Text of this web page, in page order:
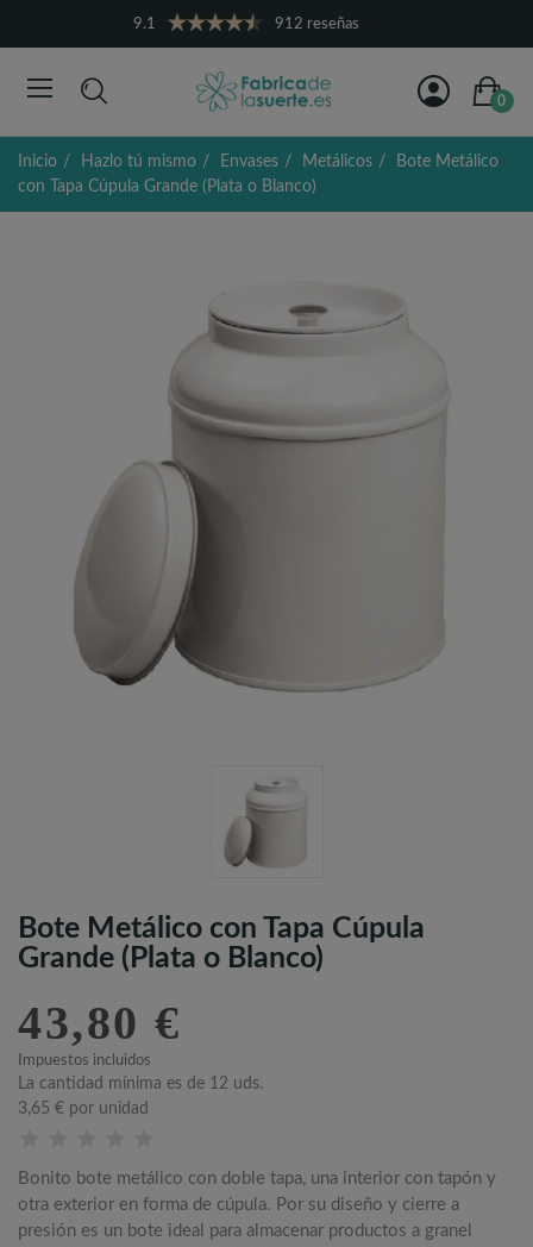
9.1 912 reseñas
0
Inicio Hazlo tú mismo Envases Metálicos
Bote Metálico
con Tapa Cúpula Grande (Plata o Blanco)
Bote Metálico con Tapa Cúpula
Grande (Plata o Blanco)
43,80 €
Impuestos incluidos
La cantidad mínima es de 12 uds.
3,65 € por unidad
Bonito bote metálico con doble tapa, una interior con tapón y
otra exterior en forma de cúpula. Por su diseño y cierre a
presión es un bote ideal para almacenar productos a granel